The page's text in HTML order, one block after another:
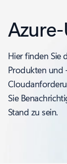
Hier finden Sie
Produkten und
Sie
Stand zu sein.